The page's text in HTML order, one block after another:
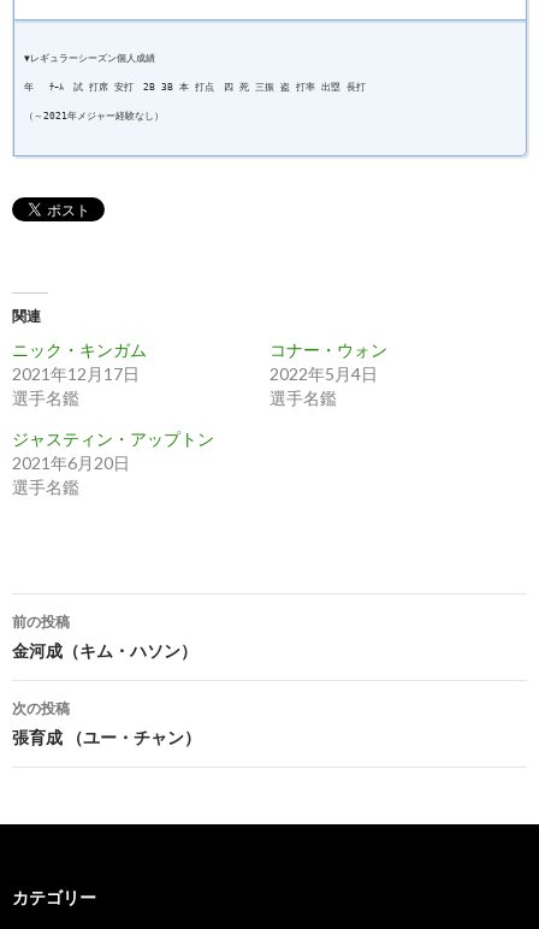
▼レギュラーシーズン個人成績
年 ﾁｰﾑ 試 打席 安打 2B 3B 本 打点 四 死 三振 盗 打率 出塁 長打
（～2021年メジャー経験なし）
関連
ニック・キンガム
2021年12月17日
選手名鑑
コナー・ウォン
2022年5月4日
選手名鑑
ジャスティン・アップトン
2021年6月20日
選手名鑑
投
稿
ナ
ビ
ー
ョ
前の投稿
金河成（キム・ハソン）
次の投稿
張育成 （ユー・チャン）
カテゴリー